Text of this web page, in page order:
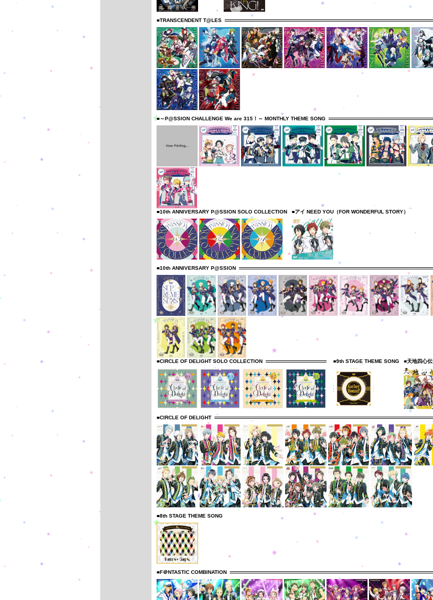
■TRANSCENDENT T@LES
■～P@SSION CHALLENGE We are 315！～ MONTHLY THEME SONG
■10th ANNIVERSARY P@SSION SOLO COLLECTION ■アイ NEED YOU（FOR WONDERFUL STORY）
■10th ANNIVERSARY P@SSION
■CIRCLE OF DELIGHT SOLO COLLECTION ■9th STAGE THEME SONG ■天地四心伝
■CIRCLE OF DELIGHT
■8th STAGE THEME SONG
■F＠NTASTIC COMBINATION